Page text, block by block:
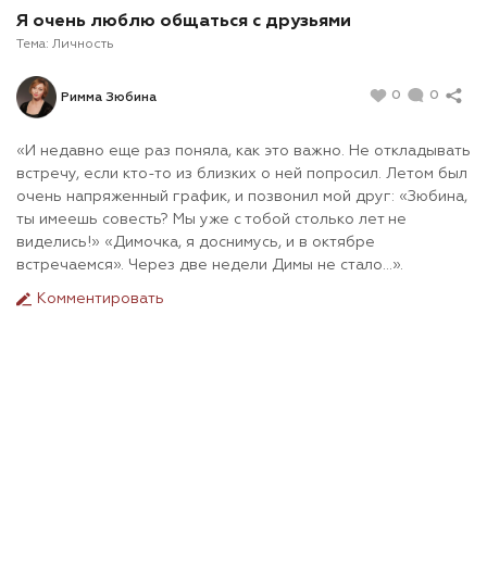
Я очень люблю общаться с друзьями
Тема: Личность
Римма Зюбина 0 0
«И недавно еще раз поняла, как это важно. Не откладывать
встречу, если кто-то из близких о ней попросил. Летом был
очень напряженный график, и позвонил мой друг: «Зюбина,
ты имеешь совесть? Мы уже с тобой столько лет не
виделись!» «Димочка, я доснимусь, и в октябре
встречаемся». Через две недели Димы не стало…».
Комментировать